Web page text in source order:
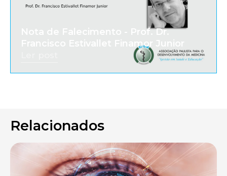
Nota de Falecimento - Prof. Dr.
Francisco Estivallet Finamor Junior
Relacionados